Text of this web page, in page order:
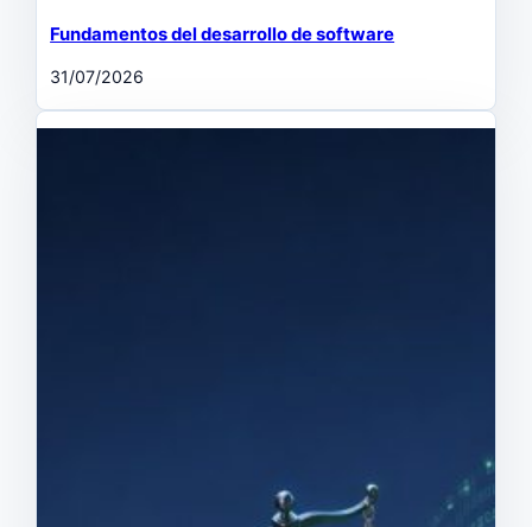
Fundamentos del desarrollo de software
31/07/2026